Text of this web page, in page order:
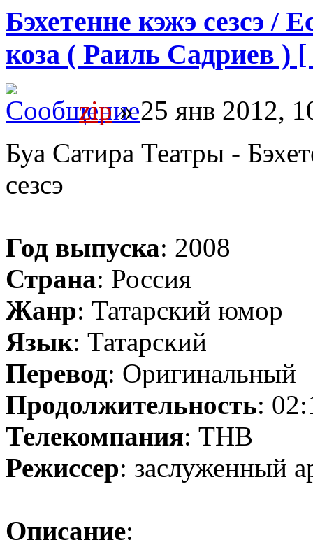
Бэхетенне кэжэ сезсэ /
коза ( Раиль Садриев )
zip» 25 янв 2012,
Буа Сатира Театры -
сезсэ
Год выпуска: 2008
Страна: Россия
Жанр: Татарский юмор
Язык: Татарский
Перевод: Оригинальный
Продолжительность:
Телекомпания: ТНВ
Режиссер: заслуженный
Описание: